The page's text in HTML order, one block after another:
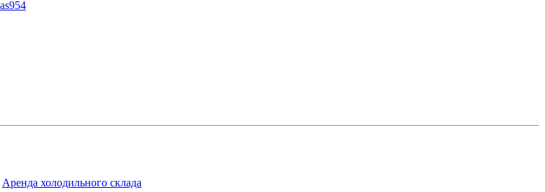
Аренда холодильного склада